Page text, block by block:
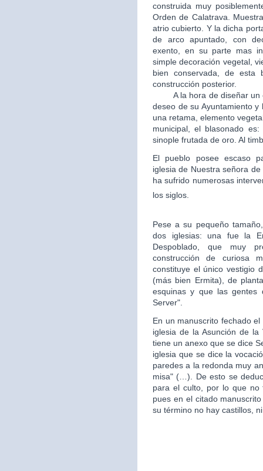
construida muy
Orden de Calatrava.
atrio cubierto. Y la dicha
de arco apuntado, con
exento, en su parte mas
simple decoración vegetal,
bien conservada, de
construcción posterior.
A la hora de diseñar un
deseo de su Ayuntamiento
una retama, elemento
municipal, el blasonado
sinople frutada de oro. Al
El pueblo posee escaso
iglesia de Nuestra señora
ha sufrido numerosas
los siglos.
Pese a su pequeño
dos iglesias: una fue la
Despoblado, que muy
construcción de curiosa
constituye el único vestigio
(más bien Ermita), de
esquinas y que las gentes
Server".
En un manuscrito fechado
iglesia de la Asunción de
tiene un anexo que se dice
iglesia que se dice la
paredes a la redonda muy
misa" (…). De esto se
para el culto, por lo que no
pues en el citado
su término no hay castillos,